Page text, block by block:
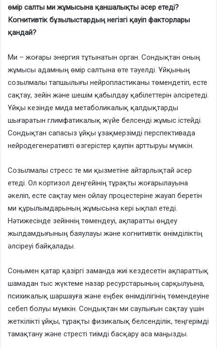
өмір салты ми жұмысына қаншалықты әсер етеді?
Когнитивтік бұзылыстардың негізгі қауіп факторлары
қандай?
Ми – жоғары энергия тұтынатын орган. Сондықтан оның
жұмысы адамның өмір салтына өте тәуелді. Ұйқының
созылмалы тапшылығы нейропластиканы төмендетіп, есте
сақтау, зейін және шешім қабылдау қабілеттерін әлсіретеді.
Ұйқы кезінде мида метаболикалық қалдықтарды
шығаратын глимфатикалық жүйе белсенді жұмыс істейді.
Сондықтан сапасыз ұйқы ұзақмерзімді перспективада
нейродегенеративті өзгерістер қаупін арттыруы мүмкін.
Созылмалы стресс те ми қызметіне айтарлықтай әсер
етеді. Ол кортизол деңгейінің тұрақты жоғарылауына
әкеліп, есте сақтау мен ойлау процестеріне жауап беретін
ми құрылымдарының жұмысына кері ықпал етеді.
Нәтижесінде зейіннің төмендеуі, ақпаратты өңдеу
жылдамдығының баяулауы және когнитивтік өнімділіктің
әлсіреуі байқалады.
Сонымен қатар қазіргі заманда жиі кездесетін ақпараттық
шамадан тыс жүктеме назар ресурстарының сарқылуына,
психикалық шаршауға және еңбек өнімділігінің төмендеуіне
себеп болуы мүмкін. Сондықтан ми саулығын сақтау үшін
жеткілікті ұйқы, тұрақты физикалық белсенділік, теңгерімді
тамақтану және стресті тиімді басқару аса маңызды.